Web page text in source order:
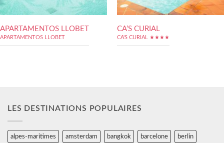
APARTAMENTOS LLOBET
APARTAMENTOS LLOBET
CA’S CURIAL
CA'S CURIAL ★★★★
LES DESTINATIONS POPULAIRES
alpes-maritimes amsterdam bangkok barcelone berlin